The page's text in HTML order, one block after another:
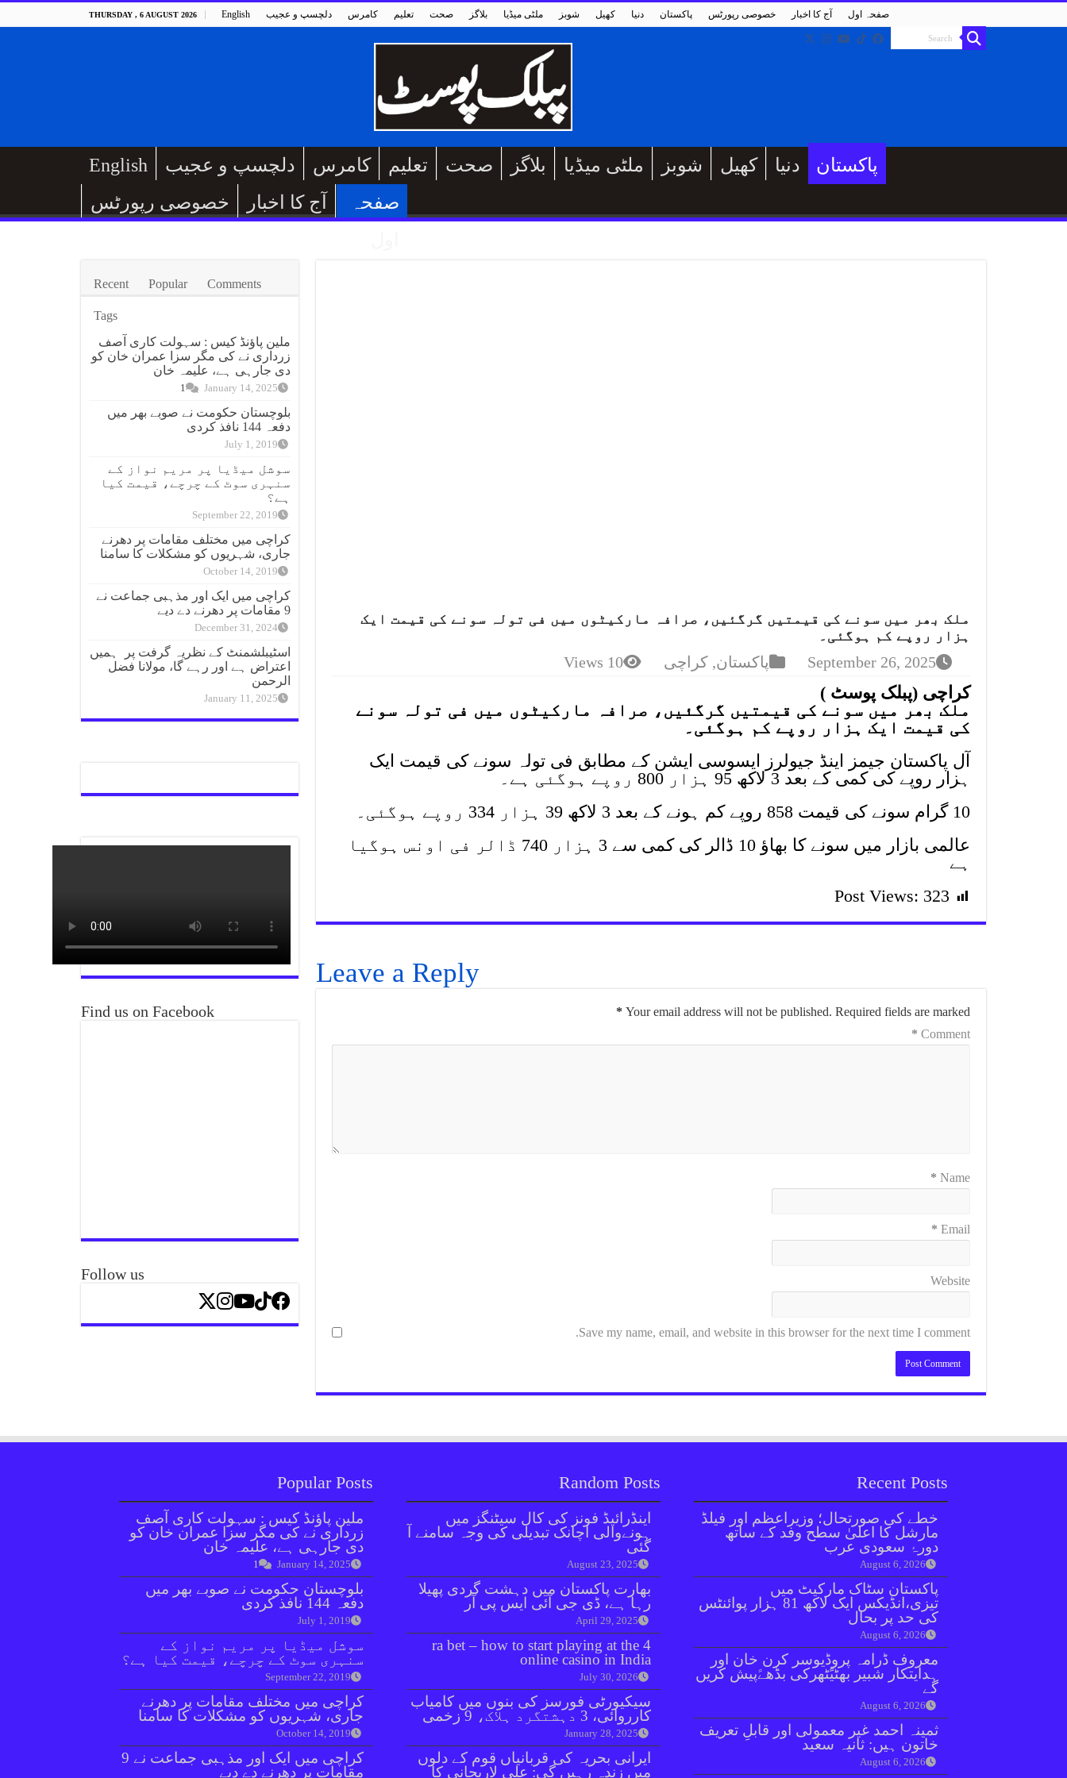
THURSDAY , 6 AUGUST 2026 English دلچسپ و عجیب کامرس تعلیم صحت بلاگز ملٹی میڈیا شوبز کھیل دنیا پاکستان خصوصی رپورٹس آج کا اخبار صفحہ اول
English دلچسپ و عجیب کامرس تعلیم صحت بلاگز ملٹی میڈیا شوبز کھیل دنیا
پاکستان
خصوصی رپورٹس
آج کا اخبار
صفحہ
ملک بھر میں سونے کی قیمتیں گرگئیں، صرافہ مارکیٹوں میں فی تولہ سونے کی قیمت ایک
ہزار روپے کم ہوگئی۔
September 26, 2025 پاکستان, کراچی 10 Views
کراچی (پبلک پوسٹ )
ملک بھر میں سونے کی قیمتیں گرگئیں، صرافہ مارکیٹوں میں فی تولہ سونے
کی قیمت ایک ہزار روپے کم ہوگئی۔
آل پاکستان جیمز اینڈ جیولرز ایسوسی ایشن کے مطابق فی تولہ سونے کی قیمت ایک
ہزار روپے کی کمی کے بعد 3 لاکھ 95 ہزار 800 روپے ہوگئی ہے۔
10 گرام سونے کی قیمت 858 روپے کم ہونے کے بعد 3 لاکھ 39 ہزار 334 روپے ہوگئی۔
عالمی بازار میں سونے کا بھاؤ 10 ڈالر کی کمی سے 3 ہزار 740 ڈالر فی اونس ہوگیا
ہے
Post Views: 323
Leave a Reply
Your email address will not be published. Required fields are marked
*
Comment
*
Name
*
Email
*
Website
Save my name, email, and website in this browser for the next time I comment.
Recent Popular Comments
Tags
ملین پاؤنڈ کیس : سہولت کاری آصف
زرداری نے کی مگر سزا عمران خان کو
دی جارہی ہے، علیمہ خان
January 14, 2025
1
بلوچستان حکومت نے صوبے بھر میں
دفعہ 144 نافذ کردی
July 1, 2019
سوشل میڈیا پر مریم نواز کے
سنہری سوٹ کے چرچے، قیمت کیا
ہے؟
September 22, 2019
کراچی میں مختلف مقامات پر دھرنے
جاری، شہریوں کو مشکلات کا سامنا
October 14, 2019
کراچی میں ایک اور مذہبی جماعت نے
9 مقامات پر دھرنے دے دیے
December 31, 2024
اسٹیبلشمنٹ کے نظریہ گرفت پر ہمیں
اعتراض ہے اور رہے گا، مولانا فضل
الرحمن
January 11, 2025
Find us on Facebook
Follow us
Popular Posts
ملین پاؤنڈ کیس : سہولت کاری آصف
زرداری نے کی مگر سزا عمران خان کو
دی جارہی ہے، علیمہ خان
January 14, 2025
1
بلوچستان حکومت نے صوبے بھر میں
دفعہ 144 نافذ کردی
July 1, 2019
سوشل میڈیا پر مریم نواز کے
سنہری سوٹ کے چرچے، قیمت کیا ہے؟
September 22, 2019
کراچی میں مختلف مقامات پر دھرنے
جاری، شہریوں کو مشکلات کا سامنا
October 14, 2019
کراچی میں ایک اور مذہبی جماعت نے 9
مقامات پر دھرنے دے دیے
Random Posts
اینڈرائیڈ فونز کی کال سیٹنگز میں
ہونےوالی اچانک تبدیلی کی وجہ سامنے آ
گئی
August 23, 2025
بھارت پاکستان میں دہشت گردی پھیلا
رہا ہے، ڈی جی آئی ایس پی آر
April 29, 2025
4 ra bet – how to start playing at the
online casino in India
July 30, 2026
سیکیورٹی فورسز کی بنوں میں کامیاب
کارروائی، 3 دہشتگرد ہلاک، 9 زخمی
January 28, 2025
ایرانی بحریہ کی قربانیاں قوم کے دلوں
میں زندہ رہیں گی: علی لاریجانی کا
Recent Posts
خطے کی صورتحال؛ وزیراعظم اور فیلڈ
مارشل کا اعلیٰ سطح وفد کے ساتھ
دورۂ سعودی عرب
August 6, 2026
پاکستان سٹاک مارکیٹ میں
تیزی،انڈیکس ایک لاکھ 81 ہزار پوائنٹس
کی حد پر بحال
August 6, 2026
معروف ڈرامہ پروڈیوسر کرن خان اور
ہدایتکار شبیر بھٹیًٹھرکی بڈھےًپیش کریں
گے
August 6, 2026
ثمینہ احمد غیر معمولی اور قابلِ تعریف
خاتون ہیں: ثانیہ سعید
August 6, 2026